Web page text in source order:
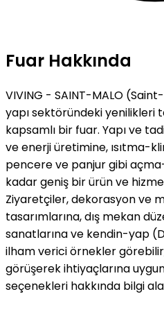
Fuar Hakkında
VIVING - SAINT-MALO
yapı sektöründeki yenilikleri
kapsamlı bir fuar. Yapı ve
ve enerji üretimine, ısıtma-
pencere ve panjur gibi
kadar geniş bir ürün ve
Ziyaretçiler, dekorasyon ve
tasarımlarına, dış mekan
sanatlarına ve kendin-yap
ilham verici örnekler
görüşerek ihtiyaçlarına
seçenekleri hakkında bilgi